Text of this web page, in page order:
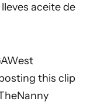
aceite de
this clip